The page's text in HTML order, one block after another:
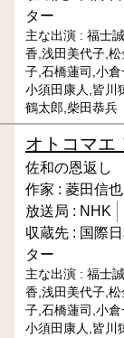
ター
主な出演 : 福士
香,浅田美代子,
子,石橋蓮司,小
小須田康人,皆川
鶴太郎,柴田恭兵
オトコマエ
佐和の恩返し
作家 : 菱田信也
放送局 : NHK
収蔵先 : 国際
ター
主な出演 : 福士
香,浅田美代子,
子,石橋蓮司,小
小須田康人,皆川